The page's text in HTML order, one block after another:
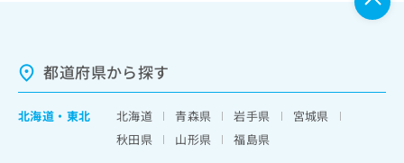
都道府県から探す
北海道 ・ 東北 北海道 青森県 岩手県
宮城県
秋田県
山形県
福島県